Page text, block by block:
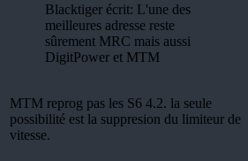
Blacktiger écrit: L'une des
meilleures adresse reste
sûrement MRC mais aussi
DigitPower et MTM
MTM reprog pas les S6 4.2. la seule
possibilité est la suppresion du limiteur de
vitesse.